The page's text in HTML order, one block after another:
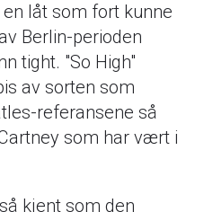
en låt som fort kunne
Berlin-perioden
tight. "So High"
av sorten som
referansene så
som har vært i
kjent som den